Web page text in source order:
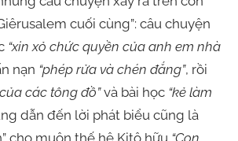
cuối cùng”: câu chuyện
“xin xỏ chức quyền của anh em nhà
nạn “phép rửa và chén đắng”, rồi
các tông đồ”và bài học “kẻ làm
dẫn đến lời phát biểu cũng là